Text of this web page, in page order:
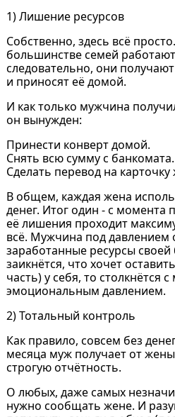
1) Лишение ресурсов
Собственно, здесь всё
большинстве семей
следовательно, они
и приносят её домой.
И как только мужчина
он вынужден:
Принести конверт домой.
Снять всю сумму с банкомата.
Сделать перевод на
В общем, каждая жена
денег. Итог один - с момента
её лишения проходит
всё. Мужчина под давлением
заработанные ресурсы
заикнётся, что хочет
часть) у себя, то
эмоциональным давлением.
2) Тотальный контроль
Как правило, совсем без
месяца муж получает от
строгую отчётность.
О любых, даже самых
нужно сообщать жене. И